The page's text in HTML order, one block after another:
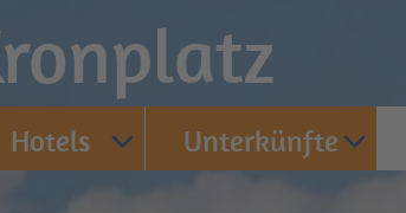
Hotels Unterkünfte